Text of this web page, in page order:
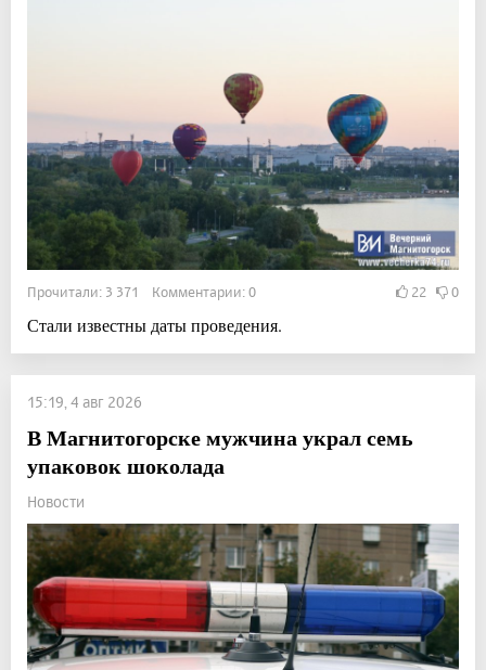
Прочитали: 3 371 Комментарии: 0 22 0
Стали известны даты проведения.
15:19, 4 авг 2026
В Магнитогорске мужчина украл семь
упаковок шоколада
Новости